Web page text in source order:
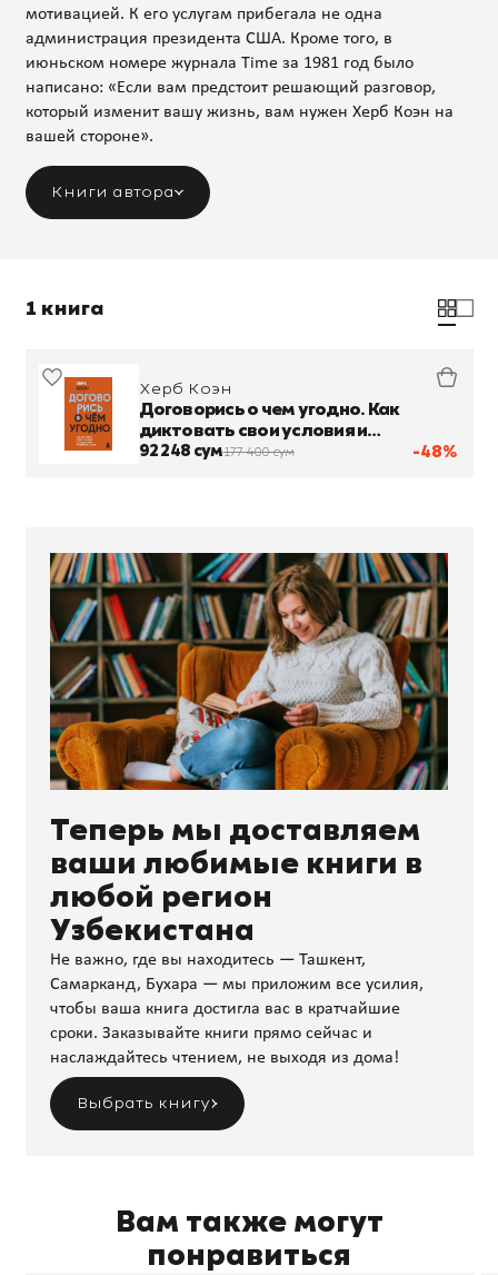
мотивацией. К его услугам прибегала не одна
администрация президента США. Кроме того, в
июньском номере журнала Time за 1981 год было
написано: «Если вам предстоит решающий разговор,
который изменит вашу жизнь, вам нужен Херб Коэн на
вашей стороне».
Книги автора
1 книга
-48%
Херб Коэн
Договорись о чем угодно. Как
диктовать свои условия и
продолжать нравиться людям
92 248 сум177 400 сум
Теперь мы доставляем
ваши любимые книги в
любой регион
Узбекистана
Не важно, где вы находитесь — Ташкент,
Самарканд, Бухара — мы приложим все усилия,
чтобы ваша книга достигла вас в кратчайшие
сроки. Заказывайте книги прямо сейчас и
наслаждайтесь чтением, не выходя из дома!
Выбрать книгу
Вам также могут
понравиться